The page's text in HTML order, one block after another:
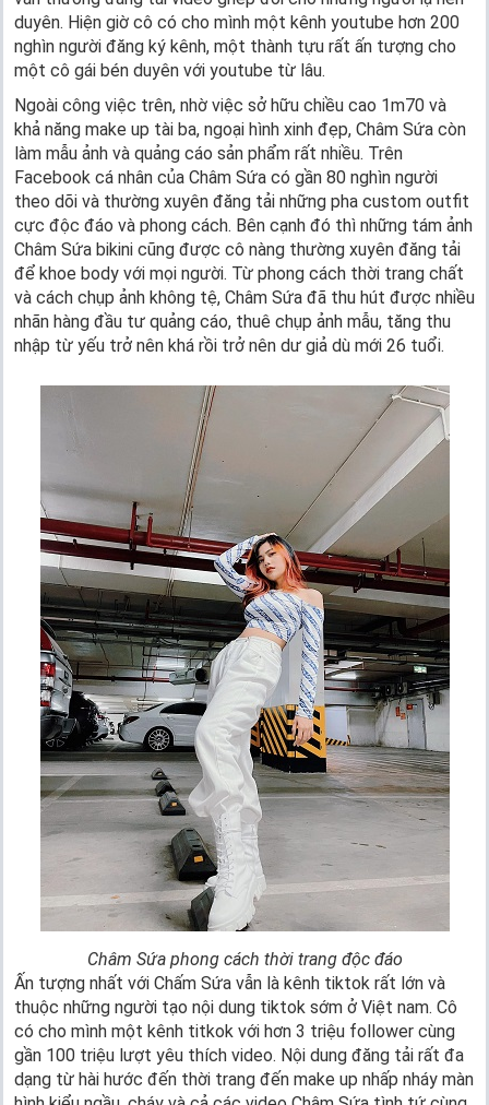
duyên. Hiện giờ cô có cho mình một kênh youtube hơn 200
nghìn người đăng ký kênh, một thành tựu rất ấn tượng cho
một cô gái bén duyên với youtube từ lâu.
Ngoài công việc trên, nhờ việc sở hữu chiều cao 1m70 và
khả năng make up tài ba, ngoại hình xinh đẹp, Châm Sứa còn
làm mẫu ảnh và quảng cáo sản phẩm rất nhiều. Trên
Facebook cá nhân của Châm Sứa có gần 80 nghìn người
theo dõi và thường xuyên đăng tải những pha custom outfit
cực độc đáo và phong cách. Bên cạnh đó thì những tám ảnh
Châm Sứa bikini cũng được cô nàng thường xuyên đăng tải
để khoe body với mọi người. Từ phong cách thời trang chất
và cách chụp ảnh không tệ, Châm Sứa đã thu hút được nhiều
nhãn hàng đầu tư quảng cáo, thuê chụp ảnh mẫu, tăng thu
nhập từ yếu trở nên khá rồi trở nên dư giả dù mới 26 tuổi.
Châm Sứa phong cách thời trang độc đáo
Ấn tượng nhất với Chấm Sứa vẫn là kênh tiktok rất lớn và
thuộc những người tạo nội dung tiktok sớm ở Việt nam. Cô
có cho mình một kênh titkok với hơn 3 triệu follower cùng
gần 100 triệu lượt yêu thích video. Nội dung đăng tải rất đa
dạng từ hài hước đến thời trang đến make up nhấp nháy màn